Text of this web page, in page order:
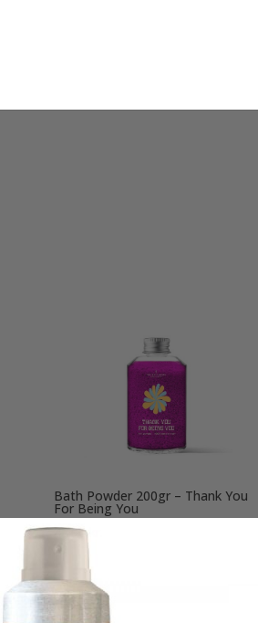
Bath Powder 200gr – Thank You
For Being You
4.490